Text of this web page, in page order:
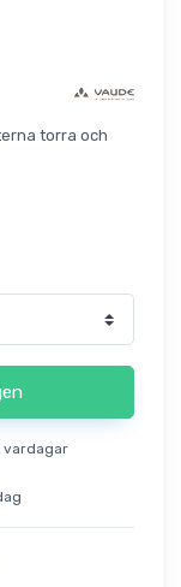
torra och
vardagar